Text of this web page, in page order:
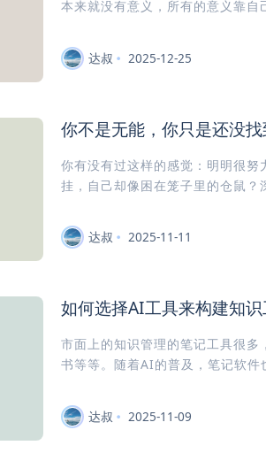
本来就没有意义，所有的意义靠
达叔 2025-12-25
你不是无能，你只是还没找
你有没有过这样的感觉：明明很
挂，自己却像困在笼子里的仓鼠
达叔 2025-11-11
如何选择AI工具来构建知识
市面上的知识管理的笔记工具很
书等等。随着AI的普及，笔记软件
达叔 2025-11-09